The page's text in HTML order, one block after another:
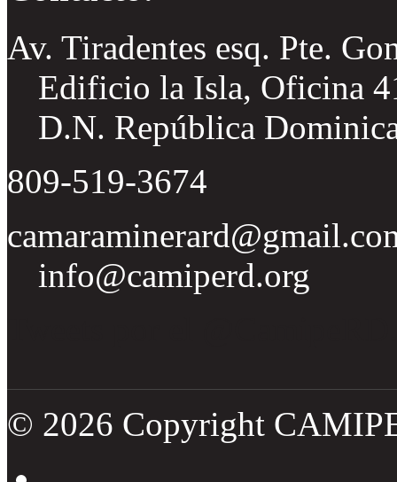
Av. Tiradentes esq. Pte.
Edificio la Isla, Oficina
D.N. República
809-519-3674
info@camiperd.org
© 2026 Copyright